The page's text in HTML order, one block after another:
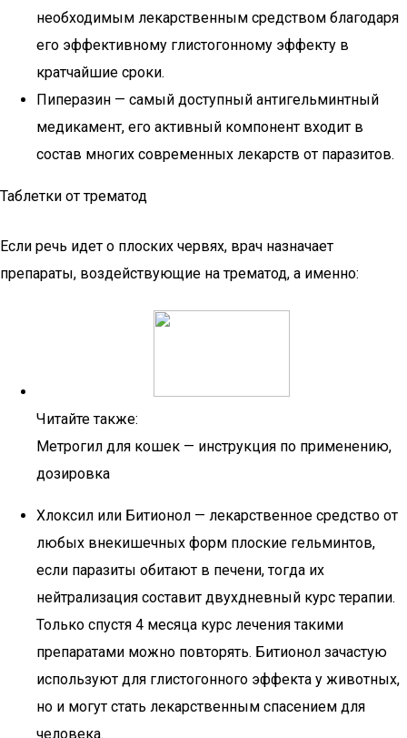
необходимым лекарственным средством благодаря
его эффективному глистогонному эффекту в
кратчайшие сроки.
Пиперазин — самый доступный антигельминтный
медикамент, его активный компонент входит в
состав многих современных лекарств от паразитов.
Таблетки от трематод
Если речь идет о плоских червях, врач назначает
препараты, воздействующие на трематод, а именно:
Читайте также:
Метрогил для кошек — инструкция по применению,
дозировка
Хлоксил или Битионол — лекарственное средство от
любых внекишечных форм плоские гельминтов,
если паразиты обитают в печени, тогда их
нейтрализация составит двухдневный курс терапии.
Только спустя 4 месяца курс лечения такими
препаратами можно повторять. Битионол зачастую
используют для глистогонного эффекта у животных,
но и могут стать лекарственным спасением для
человека.